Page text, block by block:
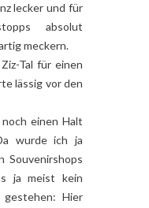
lecker und für
absolut
meckern.
Tal für einen
lässig vor den
einen Halt
wurde ich ja
Souvenirshops
ja meist kein
Hier